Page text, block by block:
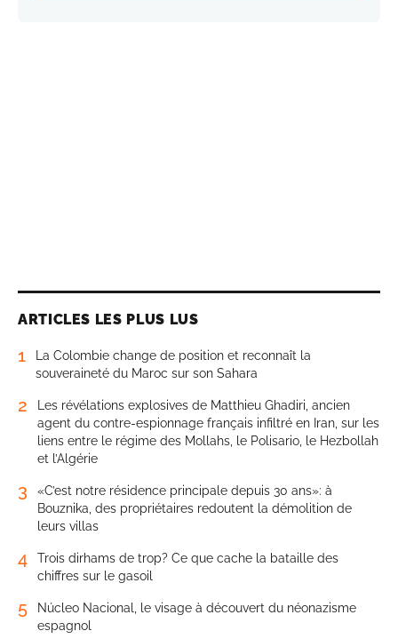
ARTICLES LES PLUS LUS
1
La Colombie change de position et reconnaît la
souveraineté du Maroc sur son Sahara
2
Les révélations explosives de Matthieu Ghadiri, ancien
agent du contre-espionnage français infiltré en Iran, sur les
liens entre le régime des Mollahs, le Polisario, le Hezbollah
et l’Algérie
3
«C’est notre résidence principale depuis 30 ans»: à
Bouznika, des propriétaires redoutent la démolition de
leurs villas
4
Trois dirhams de trop? Ce que cache la bataille des
chiffres sur le gasoil
5
Núcleo Nacional, le visage à découvert du néonazisme
espagnol